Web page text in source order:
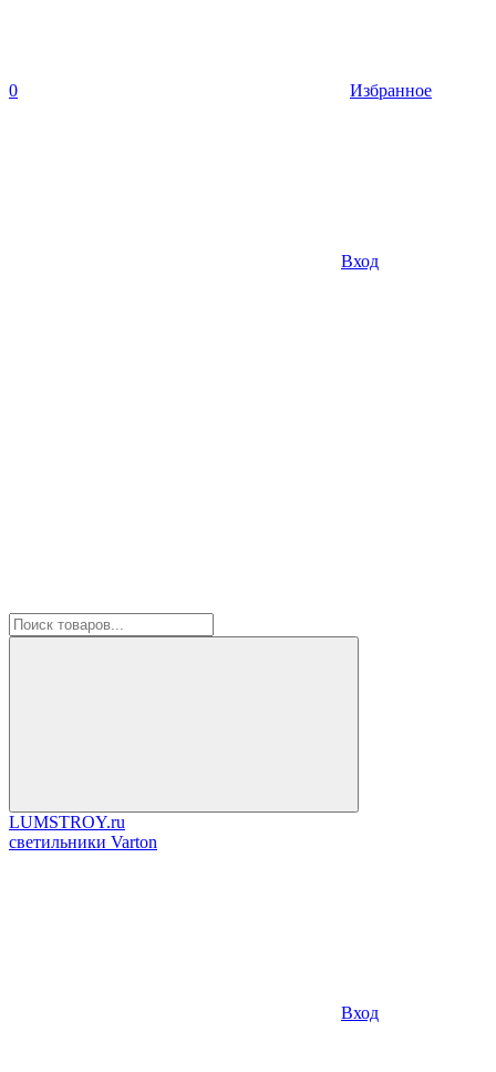
0 Избранное
Вход
LUMSTROY.ru
cветильники Varton
Вход